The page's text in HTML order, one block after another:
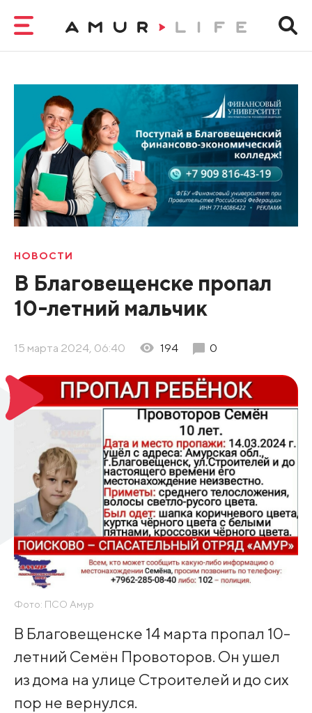
НОВОСТИ
В Благовещенске пропал
10-летний мальчик
15 марта 2024, 06:40 194 0
Фото: ПСО Амур
В Благовещенске 14 марта пропал 10-
летний Семён Провоторов. Он ушел
из дома на улице Строителей и до сих
пор не вернулся.